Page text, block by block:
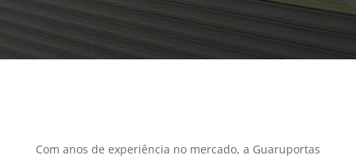
Com anos de experiência no mercado, a Guaruportas